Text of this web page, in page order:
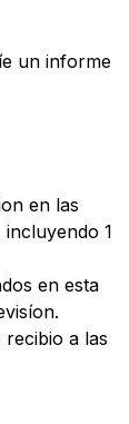
un informe
en las
1
en esta
recibio a las